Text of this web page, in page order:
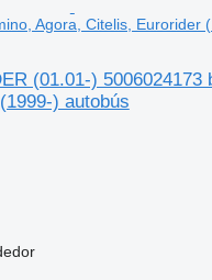
Agora, Citelis, Eurorider
(01.01-)
) autobús